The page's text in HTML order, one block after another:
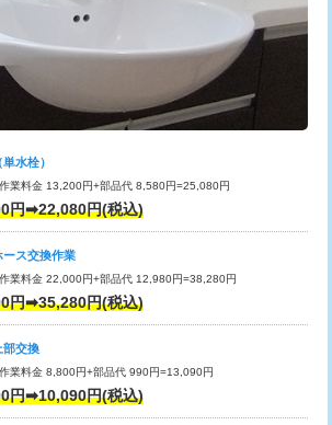
管（VP・HI）使
)
ニング鋼管・銅
使用/3ｍまで)
44,000円
ニング鋼管・銅
使用/3ｍ超え)
削・埋め戻し作
工事/3ｍまで） 55,000円
排水管工事/3ｍ超
・埋め戻し作業）
水処理・清掃・修
工など（軽作業）
11,000円
水処理・清掃・修
工など（中作業）
22,000円
水処理・清掃・修
工など（重作業）
33,000円
）
（壁付・デッキ
水栓）
業料金 13,200円+部品代 8,580円=25,080円
円➡22,080円(税込)
ス交換作業
業料金 22,000円+部品代 12,980円=38,280円
円➡35,280円(税込)
部交換
業料金 8,800円+部品代 990円=13,090円
円➡10,090円(税込)